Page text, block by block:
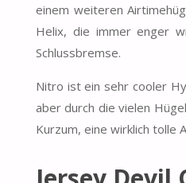
einem weiteren
Helix, die immer enger
Schlussbremse.
Nitro ist ein sehr cooler
aber durch die vielen
Kurzum, eine wirklich tolle